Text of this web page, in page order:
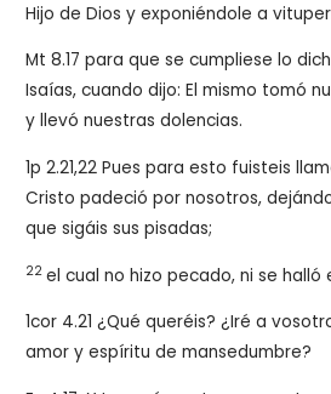
Hijo de Dios y exponiéndole a
Mt 8.17 para que se cumpliese lo
Isaías, cuando dijo: El mismo tomó
y llevó nuestras dolencias.
1p 2.21,22Pues para esto fuisteis
Cristo padeció por nosotros,
que sigáis sus pisadas;
22 el cual no hizo pecado, ni se halló
1cor 4.21 ¿Qué queréis? ¿Iré a
amor y espíritu de mansedumbre?